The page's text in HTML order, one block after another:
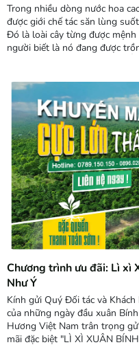
Trong nhiều dòng nước hoa
được giới chế tác săn lùng
Đó là loài cây từng được
người biết là nó đang được
Chương trình ưu đãi: Lì xì
Như Ý
Kính gửi Quý Đối tác và
của những ngày đầu xuân
Hương Việt Nam trân trọng
mãi đặc biệt "LÌ XÌ XUÂN